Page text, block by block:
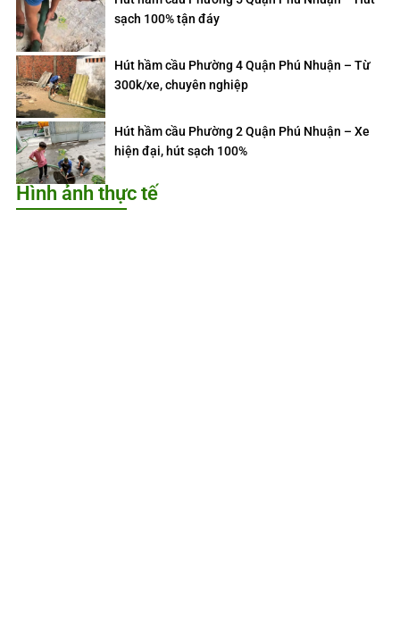
sạch 100% tận đáy
Hút hầm cầu Phường 4 Quận Phú Nhuận – Từ
300k/xe, chuyên nghiệp
Hút hầm cầu Phường 2 Quận Phú Nhuận – Xe
hiện đại, hút sạch 100%
Hình ảnh thực tế